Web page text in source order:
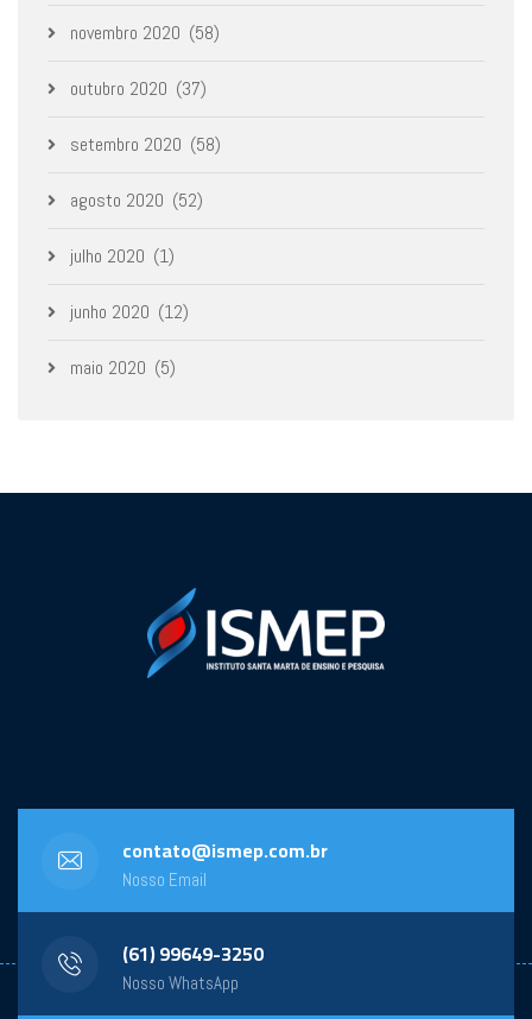
novembro 2020 (58)
outubro 2020 (37)
setembro 2020 (58)
agosto 2020 (52)
julho 2020 (1)
junho 2020 (12)
maio 2020 (5)
contato@ismep.com.br
Nosso Email
(61) 99649-3250
Nosso WhatsApp